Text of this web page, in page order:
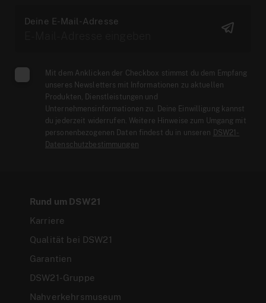
Deine E-Mail-Adresse
Mit dem Anklicken der Checkbox stimmst du dem Empfang
unseres Newsletters mit Informationen zu aktuellen
Produkten, Dienstleistungen und
Unternehmensinformationen zu. Deine Einwilligung kannst
du jederzeit widerrufen. Weitere Hinweise zum Umgang mit
personenbezogenen Daten findest du in unseren DSW21-
Datenschutzbestimmungen
Rund um DSW21
Karriere
Qualität bei DSW21
Garantien
DSW21-Gruppe
Nahverkehrsmuseum